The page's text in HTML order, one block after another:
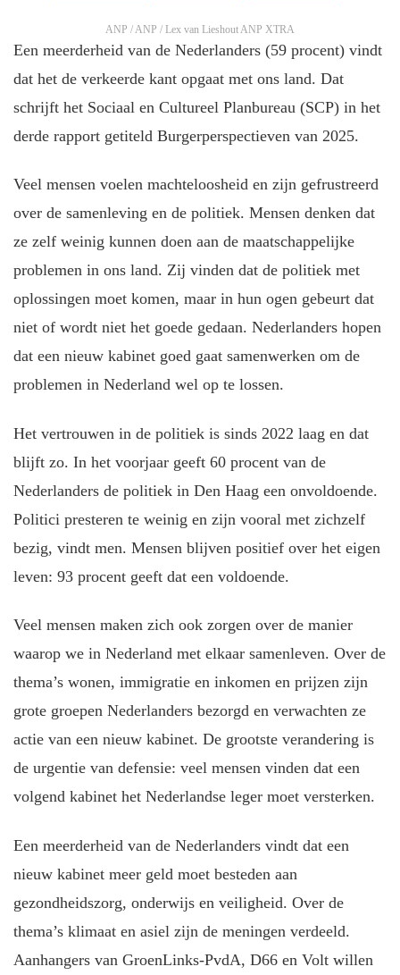
ANP / ANP / Lex van Lieshout ANP XTRA
Een meerderheid van de Nederlanders (59 procent) vindt
dat het de verkeerde kant opgaat met ons land. Dat
schrijft het Sociaal en Cultureel Planbureau (SCP) in het
derde rapport getiteld Burgerperspectieven van 2025.
Veel mensen voelen machteloosheid en zijn gefrustreerd
over de samenleving en de politiek. Mensen denken dat
ze zelf weinig kunnen doen aan de maatschappelijke
problemen in ons land. Zij vinden dat de politiek met
oplossingen moet komen, maar in hun ogen gebeurt dat
niet of wordt niet het goede gedaan. Nederlanders hopen
dat een nieuw kabinet goed gaat samenwerken om de
problemen in Nederland wel op te lossen.
Het vertrouwen in de politiek is sinds 2022 laag en dat
blijft zo. In het voorjaar geeft 60 procent van de
Nederlanders de politiek in Den Haag een onvoldoende.
Politici presteren te weinig en zijn vooral met zichzelf
bezig, vindt men. Mensen blijven positief over het eigen
leven: 93 procent geeft dat een voldoende.
Veel mensen maken zich ook zorgen over de manier
waarop we in Nederland met elkaar samenleven. Over de
thema’s wonen, immigratie en inkomen en prijzen zijn
grote groepen Nederlanders bezorgd en verwachten ze
actie van een nieuw kabinet. De grootste verandering is
de urgentie van defensie: veel mensen vinden dat een
volgend kabinet het Nederlandse leger moet versterken.
Een meerderheid van de Nederlanders vindt dat een
nieuw kabinet meer geld moet besteden aan
gezondheidszorg, onderwijs en veiligheid. Over de
thema’s klimaat en asiel zijn de meningen verdeeld.
Aanhangers van GroenLinks-PvdA, D66 en Volt willen